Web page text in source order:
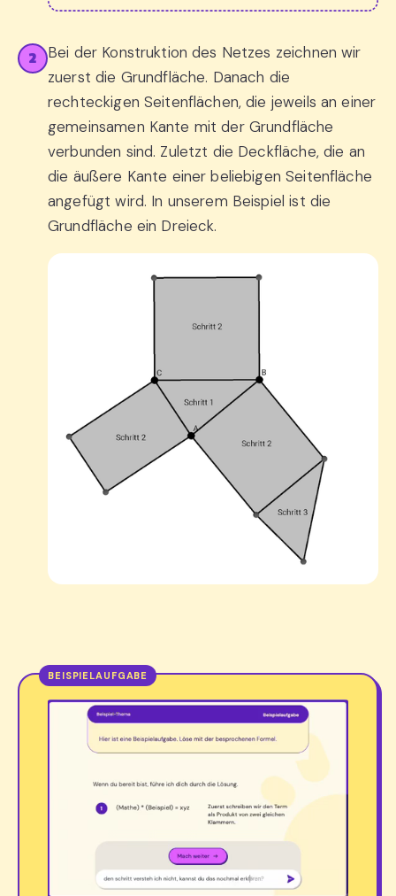
2
Bei der Konstruktion des Netzes zeichnen wir
zuerst die Grundfläche. Danach die
rechteckigen Seitenflächen, die jeweils an einer
gemeinsamen Kante mit der Grundfläche
verbunden sind. Zuletzt die Deckfläche, die an
die äußere Kante einer beliebigen Seitenfläche
angefügt wird. In unserem Beispiel ist die
Grundfläche ein Dreieck.